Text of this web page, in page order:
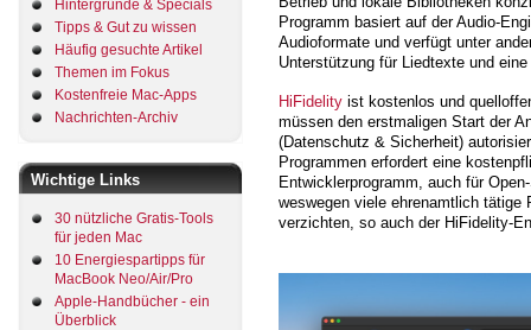
Hintergründe & Specials
Tipps & Gut zu wissen
Häufig gesuchte Artikel
Themen im Fokus
Kostenfreie Mac-Apps
Nachrichten-Archiv
Wichtige Links
30 nützliche Gratis-Tools
für jeden Mac
10 Energiespartipps für
MacBook Neo/Air/Pro
Apple-Handbücher - ein
Überblick
Programm basiert auf der Audio-
Audioformate und verfügt unter
Unterstützung für Liedtexte und
HiFidelity ist kostenlos und
müssen den erstmaligen Start der
(Datenschutz & Sicherheit)
Programmen erfordert eine
Entwicklerprogramm, auch für
weswegen viele ehrenamtlich tätige
verzichten, so auch der HiFidelity-